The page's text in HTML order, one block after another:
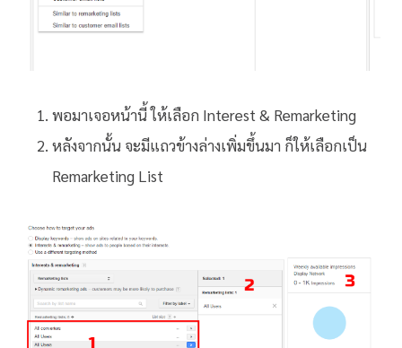
พอมาเจอหน้านี้ ให้เลือก Interest & Remarketing
หลังจากนั้น จะมีแถวข้างล่างเพิ่มขึ้นมา ก็ให้เลือกเป็น
Remarketing List